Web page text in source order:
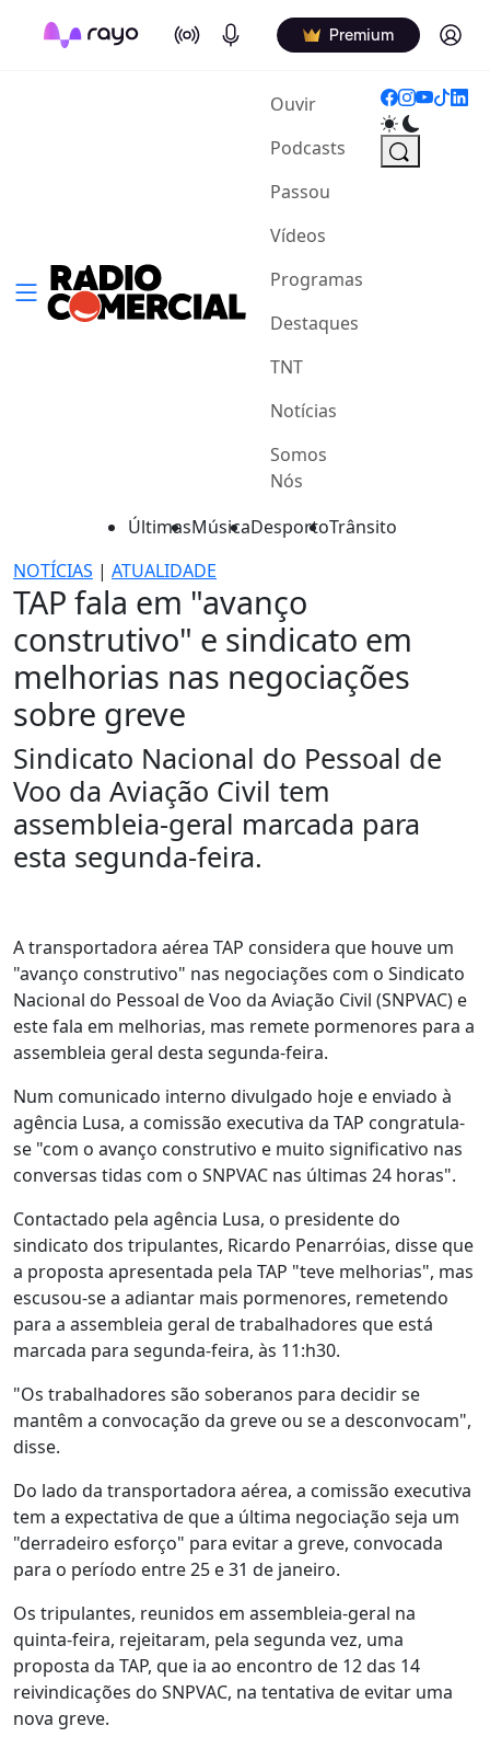
On Air Podcasts Premium Log in
Ouvir(current)
Podcasts
Passou
Vídeos
Programas
Destaques
TNT
Notícias
Somos
Nós
ÚltimasMúsicaDesportoTrânsito
NOTÍCIAS | ATUALIDADE
TAP fala em "avanço
construtivo" e sindicato em
melhorias nas negociações
sobre greve
Sindicato Nacional do Pessoal de
Voo da Aviação Civil tem
assembleia-geral marcada para
esta segunda-feira.
A transportadora aérea TAP considera que houve um
"avanço construtivo" nas negociações com o Sindicato
Nacional do Pessoal de Voo da Aviação Civil (SNPVAC) e
este fala em melhorias, mas remete pormenores para a
assembleia geral desta segunda-feira.
Num comunicado interno divulgado hoje e enviado à
agência Lusa, a comissão executiva da TAP congratula-
se "com o avanço construtivo e muito significativo nas
conversas tidas com o SNPVAC nas últimas 24 horas".
Contactado pela agência Lusa, o presidente do
sindicato dos tripulantes, Ricardo Penarróias, disse que
a proposta apresentada pela TAP "teve melhorias", mas
escusou-se a adiantar mais pormenores, remetendo
para a assembleia geral de trabalhadores que está
marcada para segunda-feira, às 11:h30.
"Os trabalhadores são soberanos para decidir se
mantêm a convocação da greve ou se a desconvocam",
disse.
Do lado da transportadora aérea, a comissão executiva
tem a expectativa de que a última negociação seja um
"derradeiro esforço" para evitar a greve, convocada
para o período entre 25 e 31 de janeiro.
Os tripulantes, reunidos em assembleia-geral na
quinta-feira, rejeitaram, pela segunda vez, uma
proposta da TAP, que ia ao encontro de 12 das 14
reivindicações do SNPVAC, na tentativa de evitar uma
nova greve.